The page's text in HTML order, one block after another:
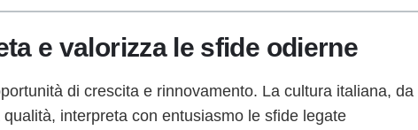
e valorizza le sfide odierne
di crescita e rinnovamento. La cultura italiana, da
interpreta con entusiasmo le sfide legate